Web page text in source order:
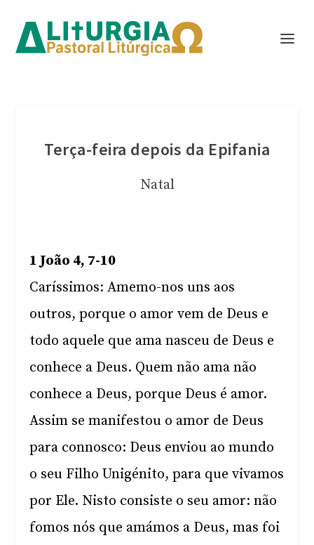
Terça-feira depois da Epifania
Natal
1 João 4, 7-10
Caríssimos: Amemo-nos uns aos
outros, porque o amor vem de Deus e
todo aquele que ama nasceu de Deus e
conhece a Deus. Quem não ama não
conhece a Deus, porque Deus é amor.
Assim se manifestou o amor de Deus
para connosco: Deus enviou ao mundo
o seu Filho Unigénito, para que vivamos
por Ele. Nisto consiste o seu amor: não
fomos nós que amámos a Deus, mas foi